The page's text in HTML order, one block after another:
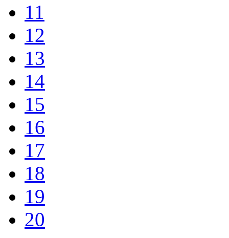
11
12
13
14
15
16
17
18
19
20